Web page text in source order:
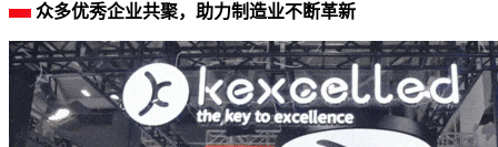
众多优秀企业共聚，助力制造业不断革新